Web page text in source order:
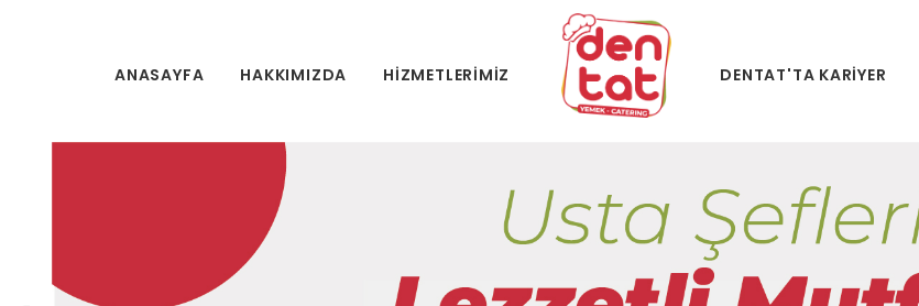
ANASAYFA HAKKIMIZDA HIZMETLERIMIZ DENTAT'TA KARIYER